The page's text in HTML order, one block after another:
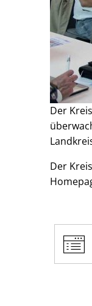
Der
Der